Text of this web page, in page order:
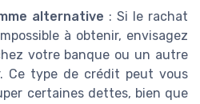
alternative : Si le rachat
à obtenir, envisagez
votre banque ou un autre
Ce type de crédit peut vous
certaines dettes, bien que